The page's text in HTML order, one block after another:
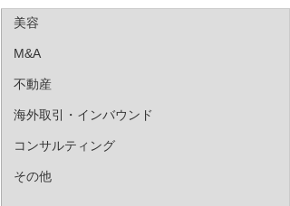
美容
M&A
不動産
海外取引・インバウンド
コンサルティング
その他